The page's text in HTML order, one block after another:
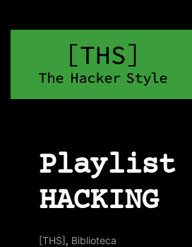
Playlist
HACKING
[THS], Biblioteca